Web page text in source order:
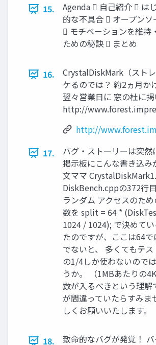
15.
Agenda  自己紹介  は
的な不具合  オープンソ
 モチベーションを維持
ための秘訣  まとめ
16.
CrystalDiskMark（スト
ケるのでは？ 約2ヵ月か
翌々営業日に 窓の杜に
http://
http://
17.
バグ・ストーリーは突然
掲示板にこんな書き込み
文ママ
DiskBench.cppの372行
ランダム アクセスのた
数を split = 64 *
1024 / 1024); で決めて
たのですが、ここは64
でないと、 多くてもテ
の1/4しか使わないので
うか。 （1MBあたりの
数が入るべきという理解
が間違っていたらすみま
しくお願いいたします。
18.
致命的なバグが発覚！